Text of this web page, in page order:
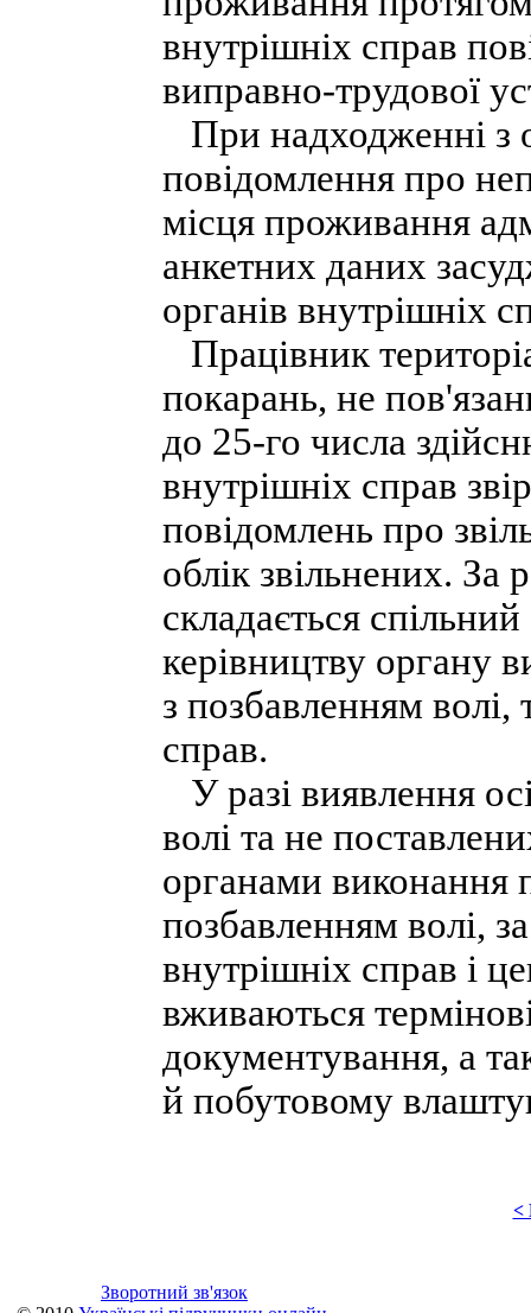
внутрішніх справ
виправно-трудової
При надходженні з
повідомлення про
місця проживання
анкетних даних
органів внутрішніх
Працівник
покарань, не
до 25-го числа
внутрішніх справ
повідомлень про
облік звільнених. За
складається
керівництву органу
з позбавленням волі,
справ.
У разі виявлення
волі та не
органами виконання
позбавленням волі,
внутрішніх справ і
вживаються
документування, а
й побутовому
<
Зворотний зв'язок